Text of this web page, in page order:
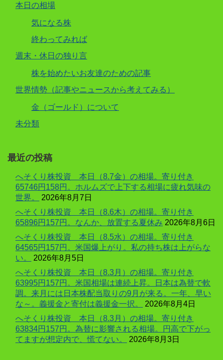
本日の相場
気になる株
終わってみれば
週末・休日の独り言
株を始めたいお友達のための記事
世界情勢（記事やニュースから考えてみる）
金（ゴールド）について
未分類
最近の投稿
へそくり株投資 本日（8.7金）の相場。寄り付き
65746円158円。ホルムズで上下する相場に疲れ気味の
世界。
2026年8月7日
へそくり株投資 本日（8.6木）の相場。寄り付き
65896円157円。なんか、放置する夏休み 2026年8月6日
へそくり株投資 本日（8.5水）の相場。寄り付き
64565円157円。米国爆上がり。私の持ち株は上がらな
い。
2026年8月5日
へそくり株投資 本日（8.3月）の相場。寄り付き
63995円157円。米国相場は連続上昇。日本は為替で軟
調。来月には日本株配当取りの9月が来る。一年、早い
な～。義援金と寄付は義援金一択。
2026年8月4日
へそくり株投資 本日（8.3月）の相場。寄り付き
63834円157円。為替に影響される相場。円高で下がっ
てますが想定内で、慌てない。
2026年8月3日